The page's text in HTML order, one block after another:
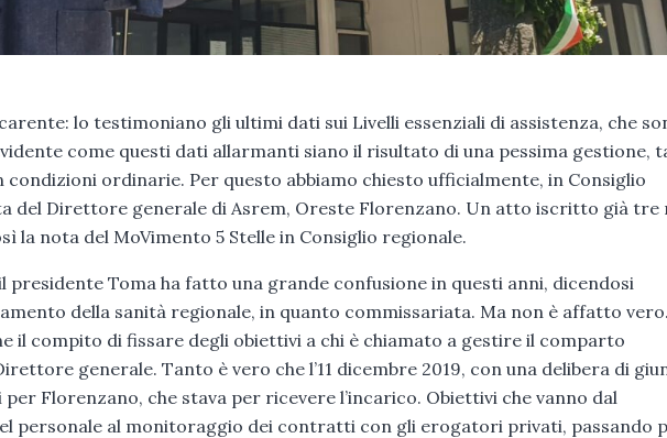
lo testimoniano gli ultimi dati sui Livelli essenziali di assistenza, che
come questi dati allarmanti siano il risultato di una pessima gestione,
condizioni ordinarie. Per questo abbiamo chiesto ufficialmente, in Consiglio
del Direttore generale di Asrem, Oreste Florenzano. Un atto iscritto già tre
la nota del MoVimento 5 Stelle in Consiglio regionale.
presidente Toma ha fatto una grande confusione in questi anni, dicendosi
della sanità regionale, in quanto commissariata. Ma non è affatto
il compito di fissare degli obiettivi a chi è chiamato a gestire il comparto
generale. Tanto è vero che l’11 dicembre 2019, con una delibera di
per Florenzano, che stava per ricevere l’incarico. Obiettivi che vanno dal
personale al monitoraggio dei contratti con gli erogatori privati, passando